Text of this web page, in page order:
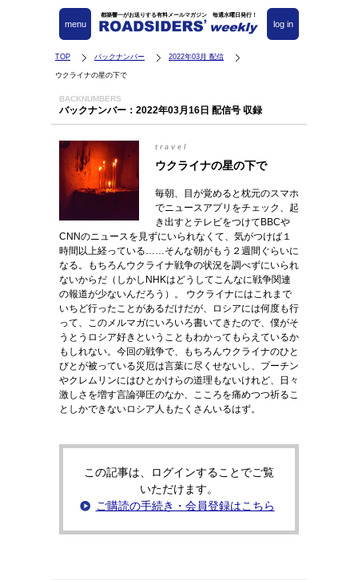
都築響一がお送りする有料メールマガジン 毎週水曜日発行！
log in
menu
TOP バックナンバー 2022年03月 配信
ウクライナの星の下で
BACKNUMBERS
バックナンバー：2022年03月16日 配信号 収録
travel
ウクライナの星の下で
毎朝、目が覚めると枕元のスマホ
でニュースアプリをチェック、起
き出すとテレビをつけてBBCや
CNNのニュースを見ずにいられなくて、気がつけば１
時間以上経っている……そんな朝がもう２週間ぐらいに
なる。もちろんウクライナ戦争の状況を調べずにいられ
ないからだ（しかしNHKはどうしてこんなに戦争関連
の報道が少ないんだろう）。 ウクライナにはこれまで
いちど行ったことがあるだけだが、ロシアには何度も行
って、このメルマガにいろいろ書いてきたので、僕がそ
うとうロシア好きということもわかってもらえているか
もしれない。今回の戦争で、もちろんウクライナのひと
びとが被っている災厄は言葉に尽くせないし、プーチン
やクレムリンにはひとかけらの道理もないけれど、日々
激しさを増す言論弾圧のなか、こころを痛めつつ祈るこ
としかできないロシア人もたくさんいるはず。
この記事は、ログインすることでご覧
いただけます。
ご購読の手続き・会員登録はこちら